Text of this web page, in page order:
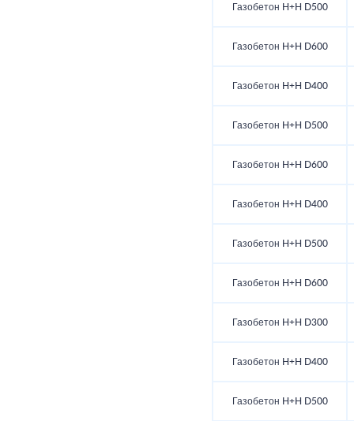
Газобетон H+H D500
Газобетон H+H D600
Газобетон H+H D400
Газобетон H+H D500
Газобетон H+H D600
Газобетон H+H D400
Газобетон H+H D500
Газобетон H+H D600
Газобетон H+H D300
Газобетон H+H D400
Газобетон H+H D500